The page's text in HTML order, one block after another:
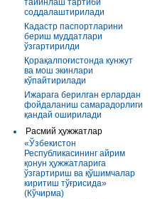
тайинлаш тартиби
соддалаштирилади
Кадастр паспортларини
бериш муддатлари
ўзгартирилди
Қорақалпоғистонда кунжут
ва мош экинлари
кўпайтирилади
Ижарага берилган ерлардан
фойдаланиш самарадорлиги
қандай оширилади
Расмий ҳужжатлар
«Ўзбекистон
Республикасининг айрим
қонун ҳужжатларига
ўзгартириш ва қўшимчалар
киритиш тўғрисида»
(Кўчирма)